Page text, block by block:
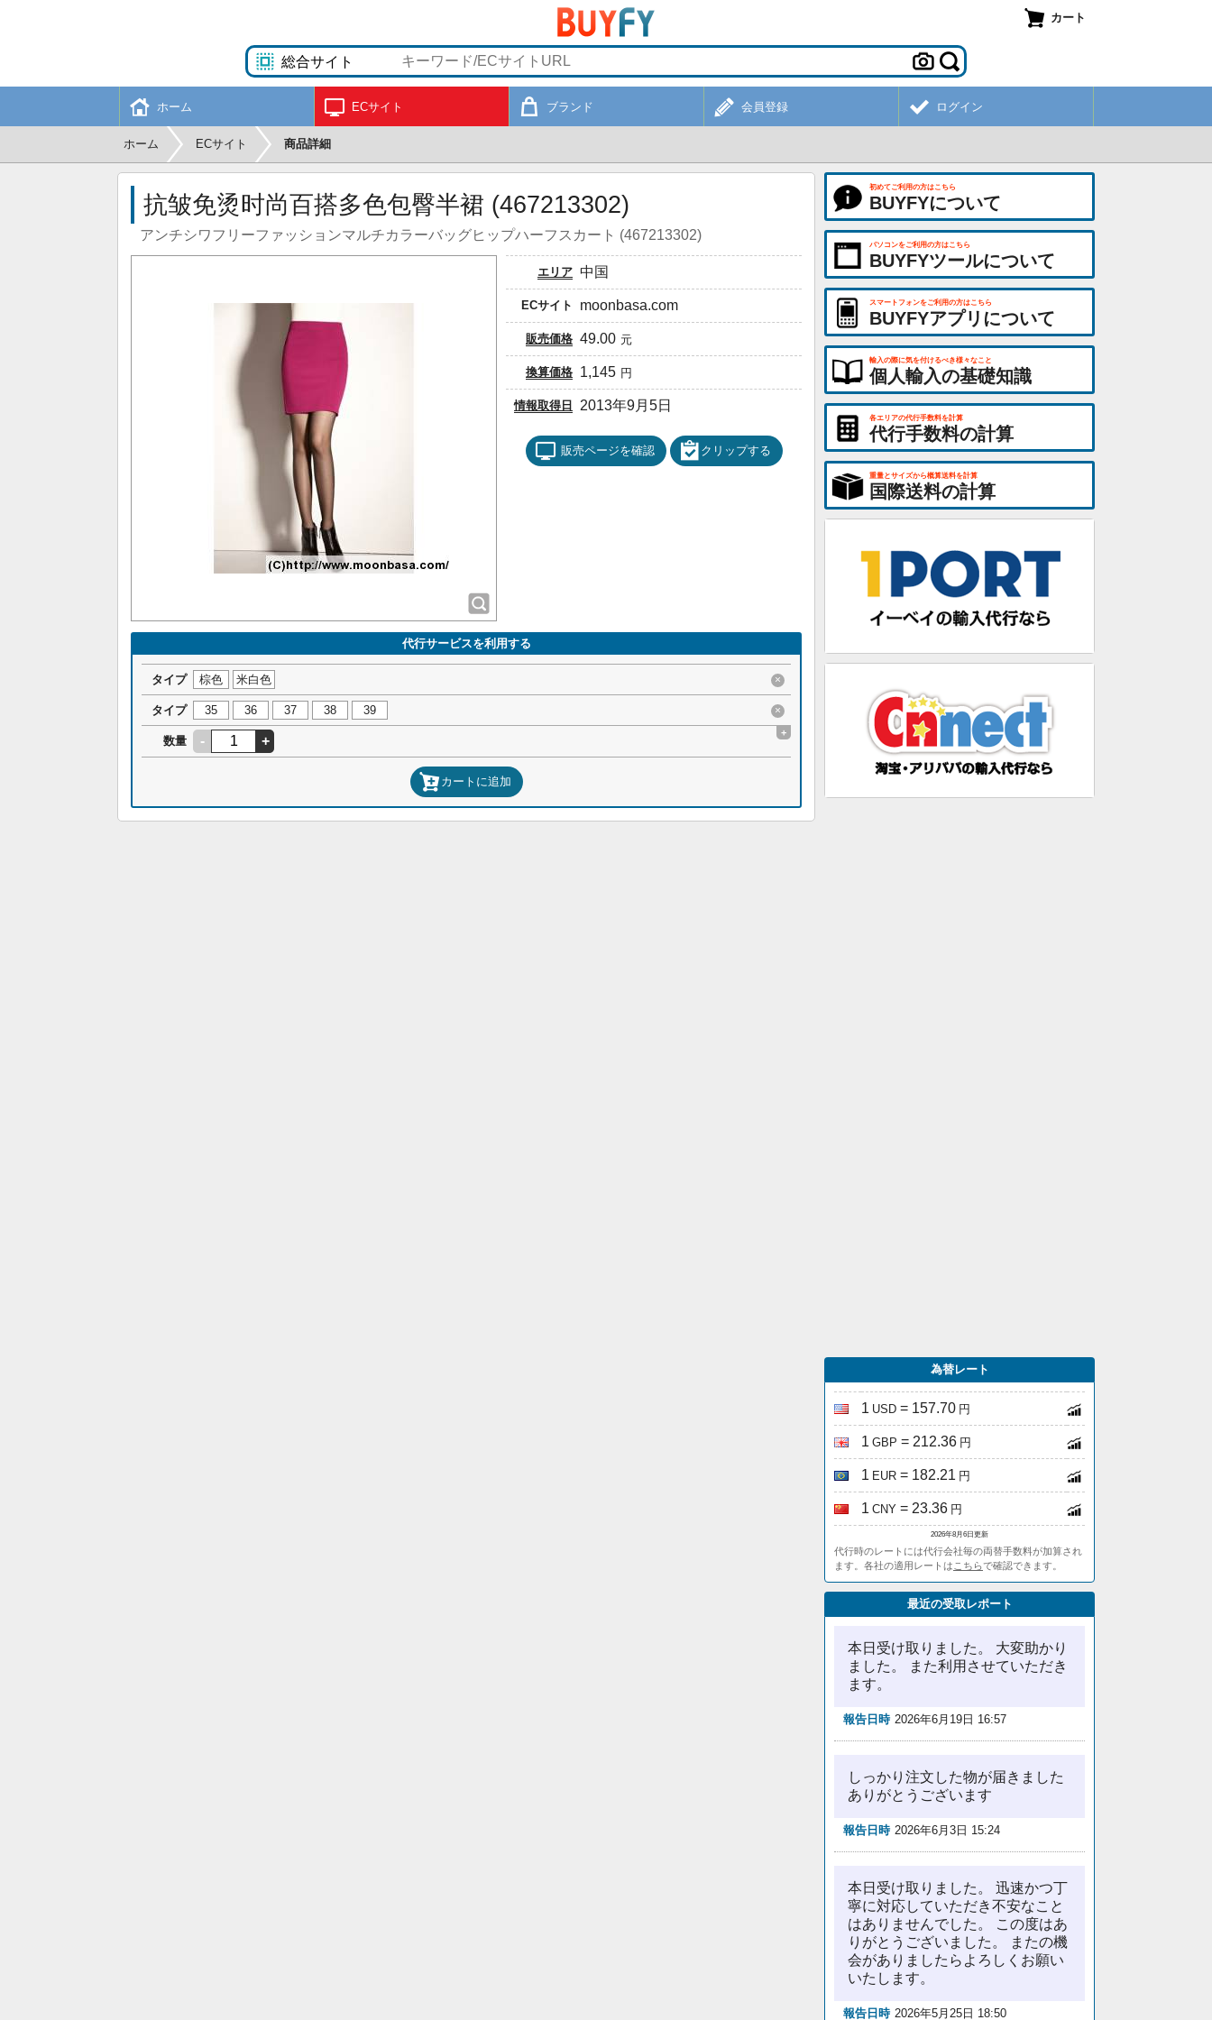
カート
ホーム ECサイト ブランド 会員登録 ログイン
ホーム ECサイト 商品詳細
抗皱免烫时尚百搭多色包臀半裙 (467213302)
アンチシワフリーファッションマルチカラーバッグヒップハーフスカート (467213302)
エリア 中国
ECサイト moonbasa.com
販売価格 49.00 元
換算価格 1,145 円
情報取得日 2013年9月5日
販売ページを確認 クリップする
代行サービスを利用する
タイプ 棕色 米白色 ×
タイプ 35 36 37 38 39 ×
数量 - +
+
カートに追加
初めてご利用の方はこちら
BUYFYについて
パソコンをご利用の方はこちら
BUYFYツールについて
スマートフォンをご利用の方はこちら
BUYFYアプリについて
輸入の際に気を付けるべき様々なこと
個人輸入の基礎知識
各エリアの代行手数料を計算
代行手数料の計算
重量とサイズから概算送料を計算
国際送料の計算
為替レート
1 USD = 157.70 円
1 GBP = 212.36 円
1 EUR = 182.21 円
1 CNY = 23.36 円
2026年8月6日更新
代行時のレートには代行会社毎の両替手数料が加算され
ます。各社の適用レートは こちらで確認できます。
最近の受取レポート
本日受け取りました。 大変助かり
ました。 また利用させていただき
ます。
報告日時 2026年6月19日 16:57
しっかり注文した物が届きました
ありがとうございます
報告日時 2026年6月3日 15:24
本日受け取りました。 迅速かつ丁
寧に対応していただき不安なこと
はありませんでした。 この度はあ
りがとうございました。 またの機
会がありましたらよろしくお願い
いたします。
報告日時 2026年5月25日 18:50